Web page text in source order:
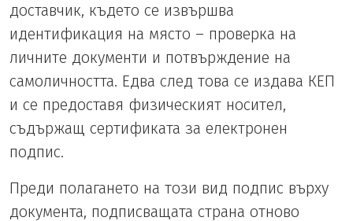
доставчик, където се извършва
идентификация на място – проверка на
личните документи и потвърждение на
самоличността. Едва след това се издава КЕП
и се предоставя физическият носител,
съдържащ сертификата за електронен
подпис.
Преди полагането на този вид подпис върху
документа, подписващата страна отново